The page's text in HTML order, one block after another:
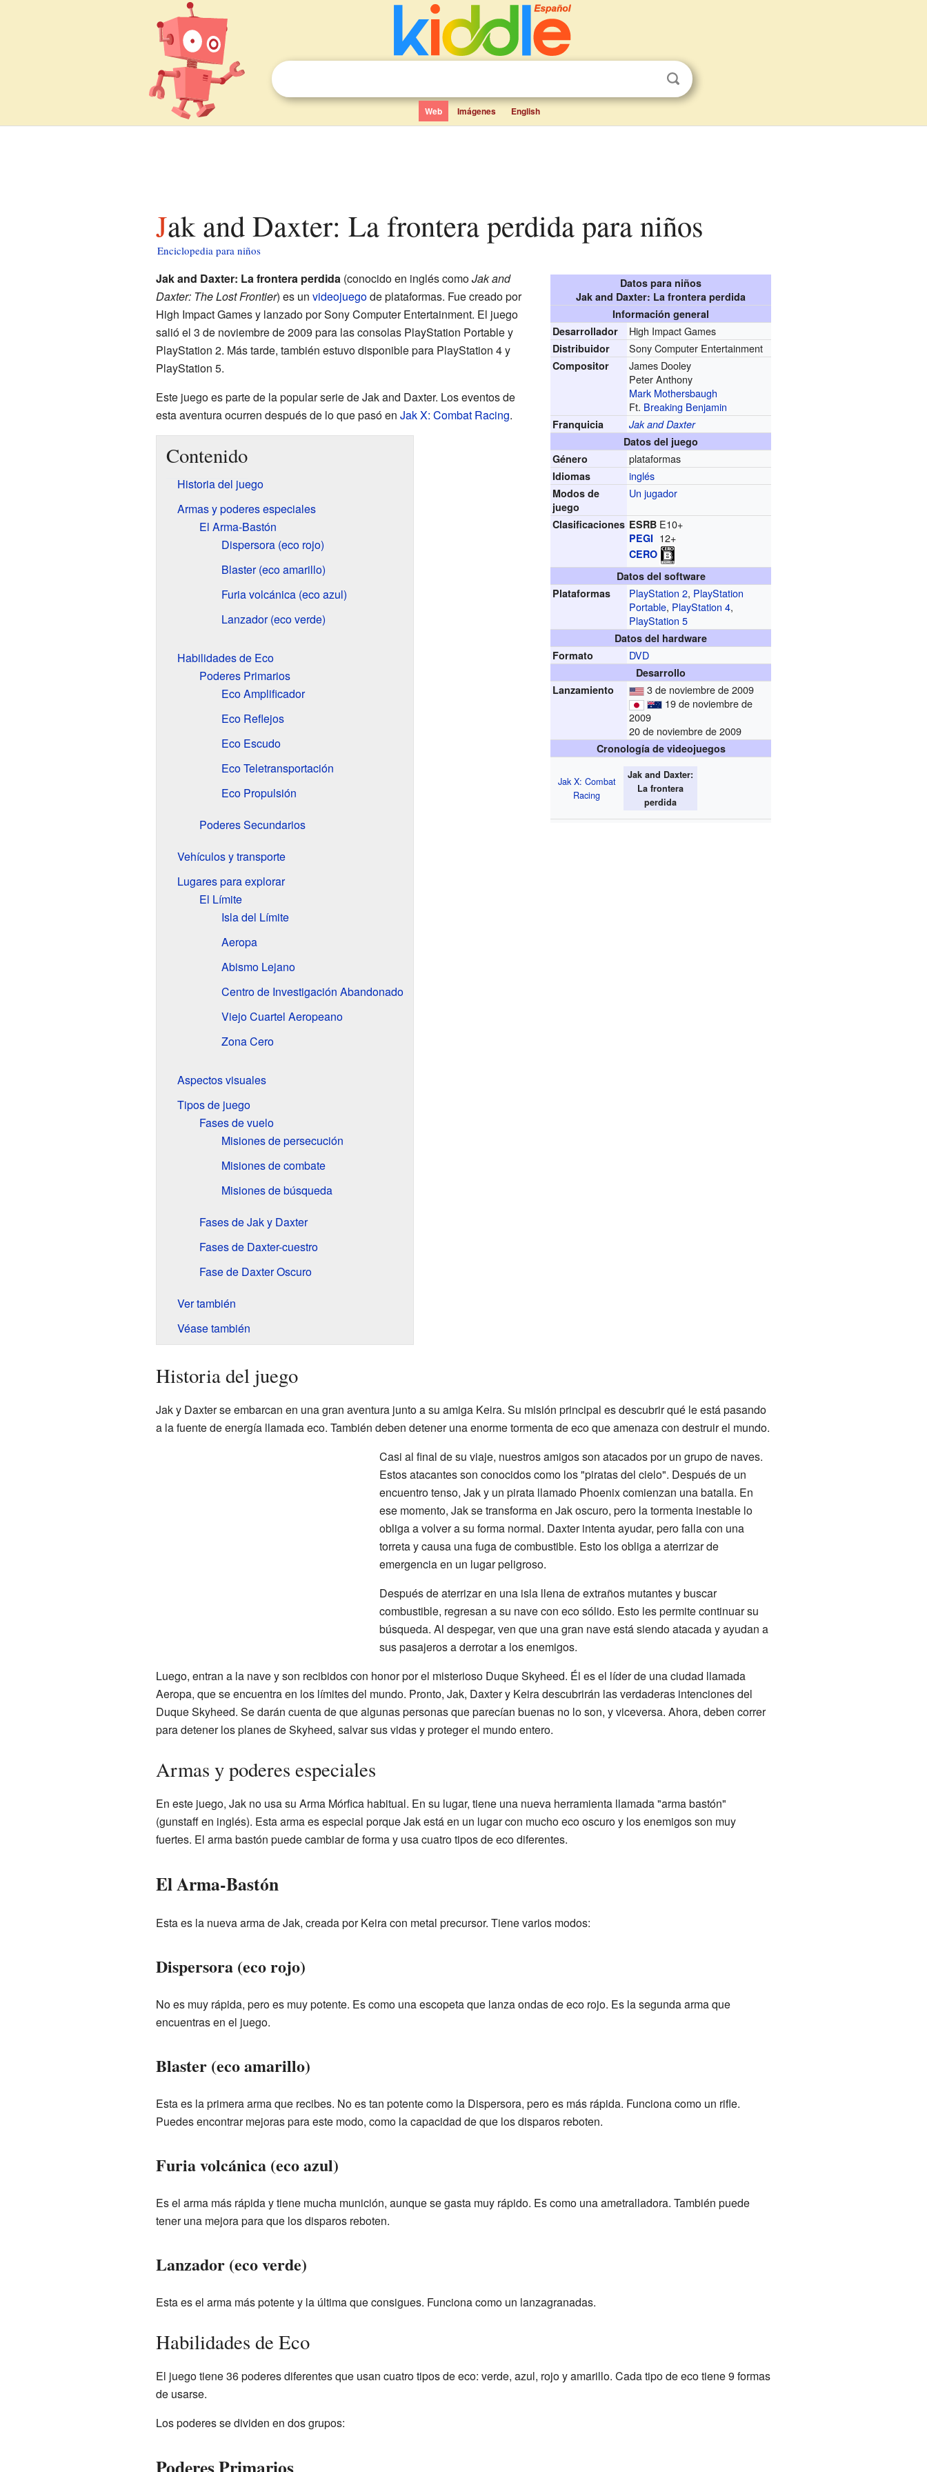
Web Imágenes English
Jak and Daxter: La frontera perdida para niños
Enciclopedia para niños
Datos para niños
Jak and Daxter: La frontera perdida
Información general
Desarrollador
High Impact Games
Distribuidor Sony Computer Entertainment
Compositor
James Dooley
Peter Anthony
Mark Mothersbaugh
Ft. Breaking Benjamin
Franquicia
Jak and Daxter
Datos del juego
Género
plataformas
Idiomas inglés
Modos de
juego
Un jugador
Clasificaciones ESRB E10+
PEGI 12+
CERO
Datos del software
Plataformas
PlayStation 2, PlayStation
Portable, PlayStation 4,
PlayStation 5
Datos del hardware
Formato
DVD
Desarrollo
Lanzamiento
3 de noviembre de 2009
19 de noviembre de
2009
20 de noviembre de 2009
Cronología de videojuegos
Jak X: Combat
Racing
Jak and Daxter:
La frontera
perdida
Jak and Daxter: La frontera perdida(conocido en inglés comoJak and
Daxter: The Lost Frontier) es un videojuegode plataformas. Fue creado por
High Impact Games y lanzado por Sony Computer Entertainment. El juego
salió el 3 de noviembre de 2009 para las consolas PlayStation Portable y
PlayStation 2. Más tarde, también estuvo disponible para PlayStation 4 y
PlayStation 5.
Este juego es parte de la popular serie de Jak and Daxter. Los eventos de
esta aventura ocurren después de lo que pasó en Jak X: Combat Racing.
Contenido
Historia del juego
Armas y poderes especiales
El Arma-Bastón
Dispersora (eco rojo)
Blaster (eco amarillo)
Furia volcánica (eco azul)
Lanzador (eco verde)
Habilidades de Eco
Poderes Primarios
Eco Amplificador
Eco Reflejos
Eco Escudo
Eco Teletransportación
Eco Propulsión
Poderes Secundarios
Vehículos y transporte
Lugares para explorar
El Límite
Isla del Límite
Aeropa
Abismo Lejano
Centro de Investigación Abandonado
Viejo Cuartel Aeropeano
Zona Cero
Aspectos visuales
Tipos de juego
Fases de vuelo
Misiones de persecución
Misiones de combate
Misiones de búsqueda
Fases de Jak y Daxter
Fases de Daxter-cuestro
Fase de Daxter Oscuro
Ver también
Véase también
Historia del juego
Jak y Daxter se embarcan en una gran aventura junto a su amiga Keira. Su misión principal es descubrir qué le está pasando
a la fuente de energía llamada eco. También deben detener una enorme tormenta de eco que amenaza con destruir el mundo.
Casi al final de su viaje, nuestros amigos son atacados por un grupo de naves.
Estos atacantes son conocidos como los "piratas del cielo". Después de un
encuentro tenso, Jak y un pirata llamado Phoenix comienzan una batalla. En
ese momento, Jak se transforma en Jak oscuro, pero la tormenta inestable lo
obliga a volver a su forma normal. Daxter intenta ayudar, pero falla con una
torreta y causa una fuga de combustible. Esto los obliga a aterrizar de
emergencia en un lugar peligroso.
Después de aterrizar en una isla llena de extraños mutantes y buscar
combustible, regresan a su nave con eco sólido. Esto les permite continuar su
búsqueda. Al despegar, ven que una gran nave está siendo atacada y ayudan a
sus pasajeros a derrotar a los enemigos.
Luego, entran a la nave y son recibidos con honor por el misterioso Duque Skyheed. Él es el líder de una ciudad llamada
Aeropa, que se encuentra en los límites del mundo. Pronto, Jak, Daxter y Keira descubrirán las verdaderas intenciones del
Duque Skyheed. Se darán cuenta de que algunas personas que parecían buenas no lo son, y viceversa. Ahora, deben correr
para detener los planes de Skyheed, salvar sus vidas y proteger el mundo entero.
Armas y poderes especiales
En este juego, Jak no usa su Arma Mórfica habitual. En su lugar, tiene una nueva herramienta llamada "arma bastón"
(gunstaff en inglés). Esta arma es especial porque Jak está en un lugar con mucho eco oscuro y los enemigos son muy
fuertes. El arma bastón puede cambiar de forma y usa cuatro tipos de eco diferentes.
El Arma-Bastón
Esta es la nueva arma de Jak, creada por Keira con metal precursor. Tiene varios modos:
Dispersora (eco rojo)
No es muy rápida, pero es muy potente. Es como una escopeta que lanza ondas de eco rojo. Es la segunda arma que
encuentras en el juego.
Blaster (eco amarillo)
Esta es la primera arma que recibes. No es tan potente como la Dispersora, pero es más rápida. Funciona como un rifle.
Puedes encontrar mejoras para este modo, como la capacidad de que los disparos reboten.
Furia volcánica (eco azul)
Es el arma más rápida y tiene mucha munición, aunque se gasta muy rápido. Es como una ametralladora. También puede
tener una mejora para que los disparos reboten.
Lanzador (eco verde)
Esta es el arma más potente y la última que consigues. Funciona como un lanzagranadas.
Habilidades de Eco
El juego tiene 36 poderes diferentes que usan cuatro tipos de eco: verde, azul, rojo y amarillo. Cada tipo de eco tiene 9 formas
de usarse.
Los poderes se dividen en dos grupos: